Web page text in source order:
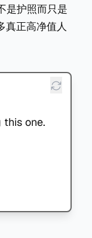
是护照而只是
真正高净值人
one.